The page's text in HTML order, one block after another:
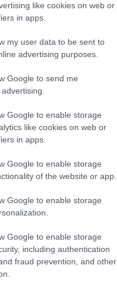
like cookies on web or
in apps.
my user data to be sent to
advertising purposes.
Google to send me
Google to enable storage
like cookies on web or
in apps.
Google to enable storage
of the website or app.
Google to enable storage
Google to enable storage
including authentication
fraud prevention, and other
zelenšia. Ušetrí za